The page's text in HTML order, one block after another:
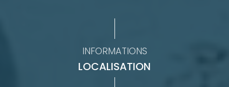
INFORMATIONS
LOCALISATION